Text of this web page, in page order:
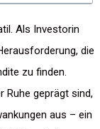
Als Investorin
die
zu finden.
Ruhe geprägt sind,
aus – ein